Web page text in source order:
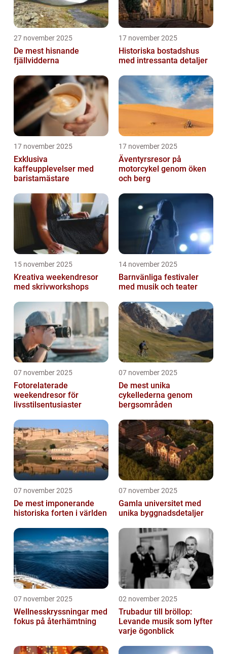
27 november 2025
De mest hisnande
fjällvidderna
17 november 2025
Historiska bostadshus
med intressanta detaljer
17 november 2025
Exklusiva
kaffeupplevelser med
baristamästare
17 november 2025
Äventyrsresor på
motorcykel genom öken
och berg
15 november 2025
Kreativa weekendresor
med skrivworkshops
14 november 2025
Barnvänliga festivaler
med musik och teater
07 november 2025
Fotorelaterade
weekendresor för
livsstilsentusiaster
07 november 2025
De mest unika
cykellederna genom
bergsområden
07 november 2025
De mest imponerande
historiska forten i världen
07 november 2025
Gamla universitet med
unika byggnadsdetaljer
07 november 2025
Wellnesskryssningar med
fokus på återhämtning
02 november 2025
Trubadur till bröllop:
Levande musik som lyfter
varje ögonblick